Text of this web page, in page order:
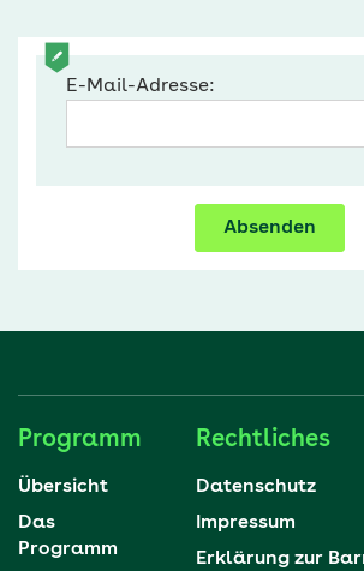
E-Mail-Adresse:
Absenden
Programm
Übersicht
Das
Programm
Rechtliches
Datenschutz
Impressum
Erklärung zur